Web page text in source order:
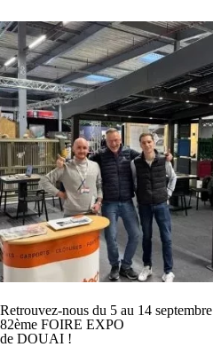
CatégorieConseils
Conseils
faut-il un permis ?
Retrouvez-nous du 5 au 14
82ème FOIRE EXPO
de DOUAI !